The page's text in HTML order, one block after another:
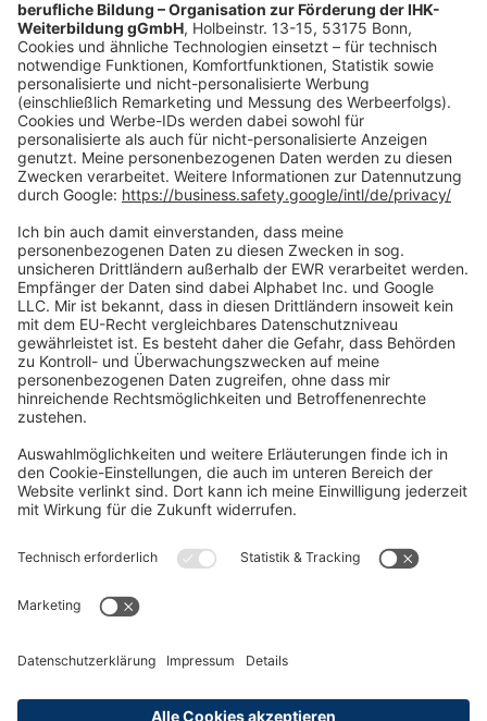
Vertrag widerrufen
Zahlungsarten
Social Media
Oft Gesucht
Rund um die Prüfung
Datenschutzerklärung
Widerrufsrecht
Versandinformationen
Erklärung zur Barrierefreiheit
Abonnements hier kündigen